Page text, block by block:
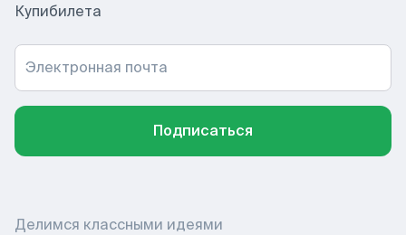
Купибилета
Электронная почта
Подписаться
Делимся классными идеями